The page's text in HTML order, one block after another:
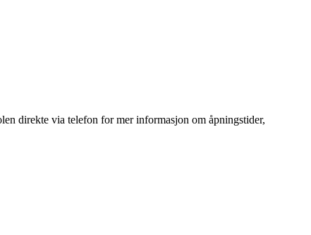
direkte via telefon for mer informasjon om åpningstider,